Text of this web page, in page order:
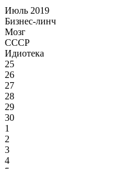
Июль 2019
Бизнес-линч
Мозг
СССР
Идиотека
25
26
27
28
29
30
1
2
3
4